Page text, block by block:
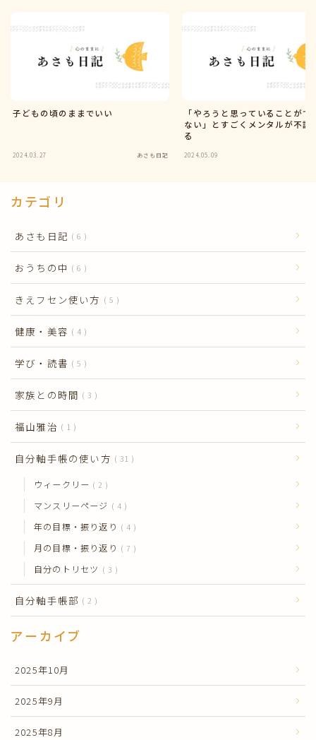
子どもの頃のままでいい
2024.03.27 あさも日記
「やろうと思っていることがで
ない」とすごくメンタルが不調
る
2024.05.09
カテゴリ
あさも日記 6
おうちの中 6
きえフセン使い方 5
健康・美容 4
学び・読書 5
家族との時間 3
福山雅治 1
自分軸手帳の使い方 31
ウィークリー 2
マンスリーページ 4
年の目標・振り返り 4
月の目標・振り返り 7
自分のトリセツ 3
自分軸手帳部 2
アーカイブ
2025年10月
2025年9月
2025年8月